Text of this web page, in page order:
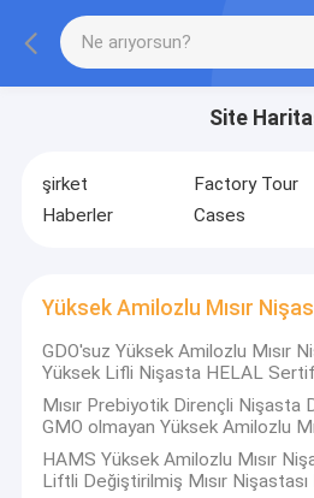
Site
şirket Factory Tour
Haberler
Cases
Yüksek Amilozlu Mısır
GDO'suz Yüksek Amilozlu Mısır
Yüksek Lifli Nişasta HELAL
Mısır Prebiyotik Dirençli Nişasta
GMO olmayan Yüksek Amilozlu
HAMS Yüksek Amilozlu Mısır
Liftli Değiştirilmiş Mısır Nişastası